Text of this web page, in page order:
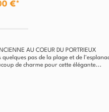
€*
AU COEUR DU PORTRIEUX
quelques pas de la plage et de
de charme pour cette élégante...